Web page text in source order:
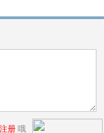
注册 哦